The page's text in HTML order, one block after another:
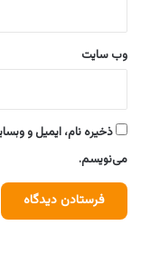
وب‌ سایت
ذخیره نام، ایمیل و
می‌نویسم.